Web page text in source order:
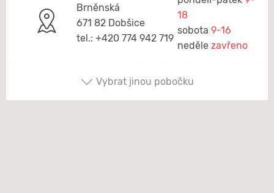
Brněnská
671 82 Dobšice
tel.: +420 774 942 719
18
sobota 9-16
neděle zavřeno
Vybrat jinou pobočku